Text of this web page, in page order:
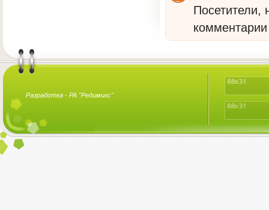
Посетители,
Разработка - РА "Редимикс"